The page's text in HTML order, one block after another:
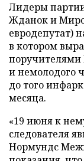
Лидеры
Жданок и
евродепутат)
в котором
поручителями
и немолодого
до того
месяца.
«19 июня к
следователя
Нормундс